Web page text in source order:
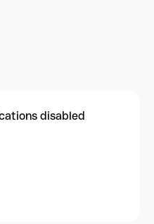
disabled